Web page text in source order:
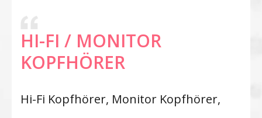
HI-FI / MONITOR
KOPFHÖRER
Hi-Fi Kopfhörer, Monitor Kopfhörer,